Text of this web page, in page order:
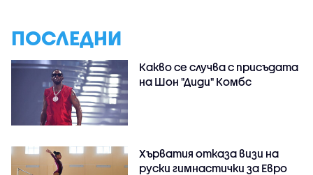
ПОСЛЕДНИ
Какво се случва с присъдата
на Шон "Диди" Комбс
Хърватия отказа визи на
руски гимнастички за Евро